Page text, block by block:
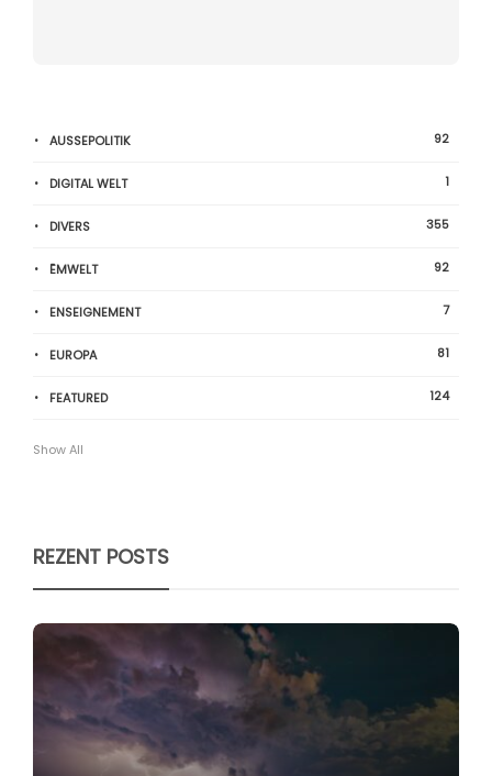
AUSSEPOLITIK 92
DIGITAL WELT 1
DIVERS 355
ËMWELT 92
ENSEIGNEMENT 7
EUROPA 81
FEATURED 124
Show All
REZENT POSTS